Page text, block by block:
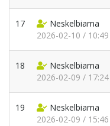
17
Neskelbiama
2026-02-10 / 10:49
18
Neskelbiama
2026-02-09 / 17:24
19
Neskelbiama
2026-02-09 / 15:46